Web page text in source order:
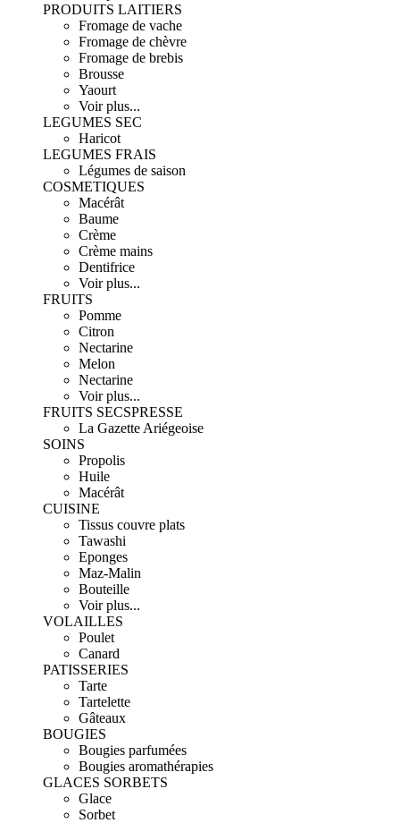
PRODUITS LAITIERS
Fromage de vache
Fromage de chèvre
Fromage de brebis
Brousse
Yaourt
Voir plus...
LEGUMES SEC
Haricot
LEGUMES FRAIS
Légumes de saison
COSMETIQUES
Macérât
Baume
Crème
Crème mains
Dentifrice
Voir plus...
FRUITS
Pomme
Citron
Nectarine
Melon
Nectarine
Voir plus...
FRUITS SECSPRESSE
La Gazette Ariégeoise
SOINS
Propolis
Huile
Macérât
CUISINE
Tissus couvre plats
Tawashi
Eponges
Maz-Malin
Bouteille
Voir plus...
VOLAILLES
Poulet
Canard
PATISSERIES
Tarte
Tartelette
Gâteaux
BOUGIES
Bougies parfumées
Bougies aromathérapies
GLACES SORBETS
Glace
Sorbet